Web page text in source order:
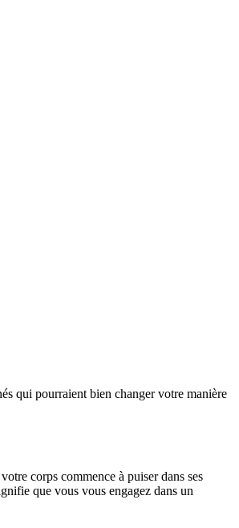
qui pourraient bien changer votre manière
corps commence à puiser dans ses
que vous vous engagez dans un